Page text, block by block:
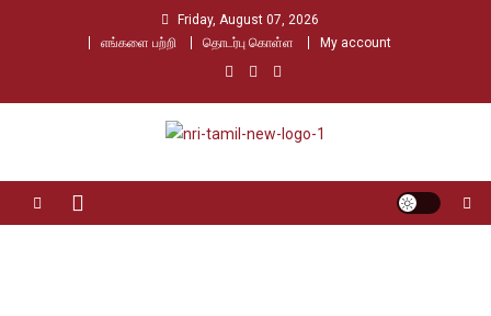
Friday, August 07, 2026
எங்களை பற்றி
தொடர்பு கொள்ள My account
Nri Tamil